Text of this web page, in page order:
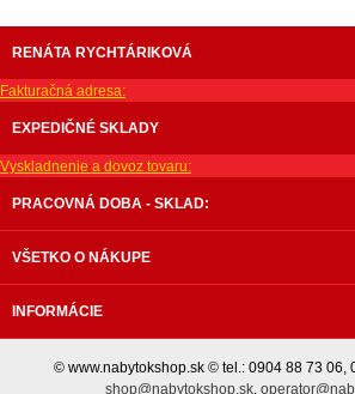
RENÁTA RYCHTÁRIKOVÁ
Fakturačná adresa:
EXPEDIČNÉ SKLADY
Vyskladnenie a dovoz tovaru:
PRACOVNÁ DOBA - SKLAD:
VŠETKO O NÁKUPE
INFORMÁCIE
© www.nabytokshop.sk © tel.: 0904 88 73 06,
shop@nabytokshop.sk,